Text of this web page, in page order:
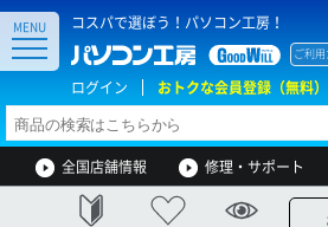
コスパで選ぼう！パソコン工房！
ご利
ログイン おトクな会員登録（無料）
MENU
全国店舗情報 修理・サポート